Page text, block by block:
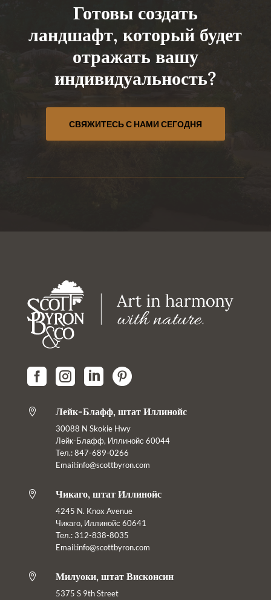
Готовы создать
ландшафт, который будет
отражать вашу
индивидуальность?
СВЯЖИТЕСЬ С НАМИ СЕГОДНЯ
   
 Лейк-Блафф, штат Иллинойс
30088 N Skokie Hwy
Лейк-Блафф, Иллинойс 60044
Тел.: 847-689-0266
Email:info@scottbyron.com
 Чикаго, штат Иллинойс
4245 N. Knox Avenue
Чикаго, Иллинойс 60641
Тел.: 312-838-8035
Email:info@scottbyron.com
 Милуоки, штат Висконсин
5375 S 9th Street